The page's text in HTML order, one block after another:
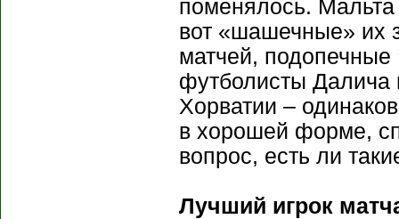
поменялось.
вот «шашечные» их
матчей, подопечные
футболисты Далича
Хорватии –
в хорошей форме,
вопрос, есть ли
Лучший игрок